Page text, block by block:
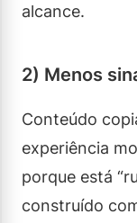
alcance.
2) Menos
Conteúdo
experiência
porque está
construído